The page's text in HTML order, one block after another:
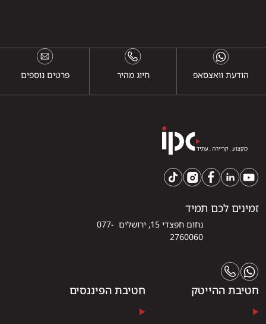
הודעת וואצסאפ חיוג מהיר פרטים נוספים
זמינים לכם תמיד
נחום חפצדי 15, ירושלים 077-
2760060
חטיבת ההייטק חטיבת הפיננסים